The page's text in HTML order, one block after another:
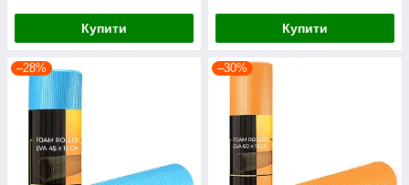
Купити Купити
–28% –30%